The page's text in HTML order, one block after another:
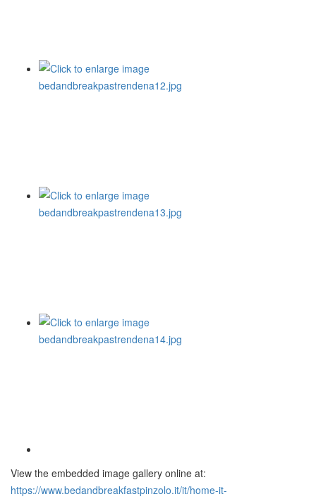
View the embedded image gallery online at:
https://www.bedandbreakfastpinzolo.it/it/home-it-